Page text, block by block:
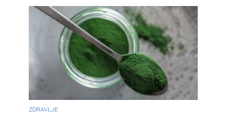
ZDRAVLJE